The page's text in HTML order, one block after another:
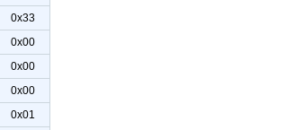
0x33
0x00
0x00
0x00
0x01